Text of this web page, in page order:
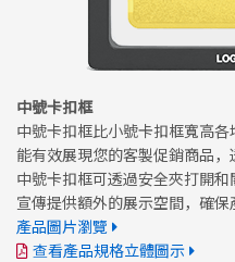
中號卡扣框
中號卡扣框比小號卡扣框寬高
能有效展現您的客製促銷商品，
中號卡扣框可透過安全夾打開
宣傳提供額外的展示空間，確保
產品圖片瀏覽
查看產品規格立體圖示